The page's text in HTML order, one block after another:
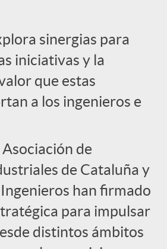
sinergias para
iniciativas y la
que estas
a los ingenieros e
de
de Cataluña y
han firmado
para impulsar
distintos ámbitos